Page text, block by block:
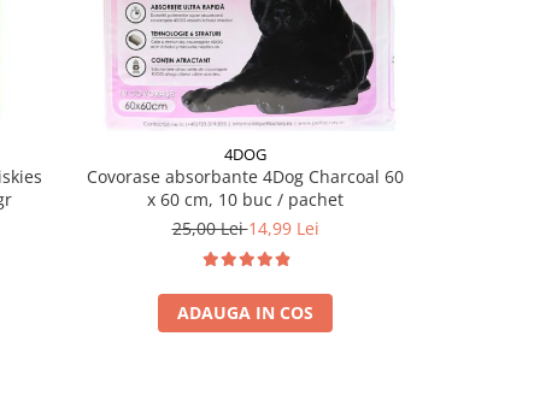
4DOG
Covorase absorbante 4Dog Charcoal 60
x 60 cm, 10 buc / pachet
25,00 Lei14,99 Lei
ADAUGA IN COS